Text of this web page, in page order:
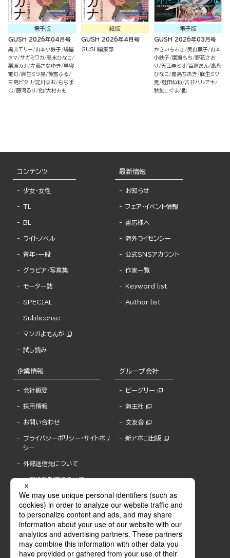
電子版
GUSH 2026年04月号
黒井モリー 山本小鉄子 鳩屋
タマ サガミワカ 高永ひなこ
栗原カナ 左藤さなゆき 早寝
電灯 麻生ミツ晃 熊雪ふる
三島ピタリ
淀川ゆお もちぱ
む 藤河るり 他 大村あも
紙版
GUSH 2026年4月号
GUSH編集部
電子版
GUSH 2026年03月号
かさいちあき 美山薫子 山本
小鉄子 園瀬もち 野花さお
り
天王寺ミオ 百瀬あん 高永
ひなこ 嘉島ちあき
麻生ミツ
晃 鮭田ねね 吉井ハルアキ
秋鮭こぐま 他
コンテンツ
少女・女性
TL
BL
ライトノベル
青年・一般
グラビア・写真集
モーター誌
SPECIAL
Sublicense
マンガよもんが
試し読み
最新情報
お知らせ
フェア・イベント情報
書店様へ
海外ライセンシー
公式SNSアカウント
作家一覧
Keyword list
Author list
企業情報
会社概要
採用情報
お問い合わせ
プライバシーポリシー・サイトポリ
シー
外部送信先について
内部通報制度について
グループ会社
ビーグリー
海王社
文友舎
新アポロ出版